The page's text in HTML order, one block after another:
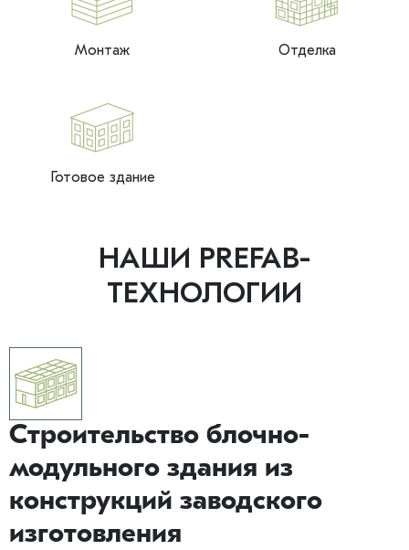
Монтаж Отделка
Готовое здание
НАШИ PREFAB-
ТЕХНОЛОГИИ
Строительство блочно-
модульного здания из
конструкций заводского
изготовления